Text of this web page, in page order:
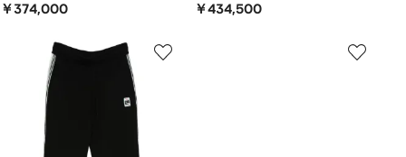
￥374,000 ￥434,500